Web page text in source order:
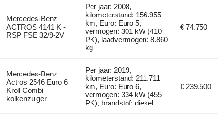
Mercedes-Benz
ACTROS 4141 K -
RSP FSE 32/9-2V
Per jaar: 2008,
kilometerstand: 156.955
km, Euro: Euro 5,
vermogen: 301 kW (410
PK), laadvermogen: 8.860
kg
€ 74.750
Mercedes-Benz
Actros 2546 Euro 6
Kroll Combi
kolkenzuiger
Per jaar: 2019,
kilometerstand: 211.711
km, Euro: Euro 6,
vermogen: 334 kW (455
PK), brandstof: diesel
€ 239.500